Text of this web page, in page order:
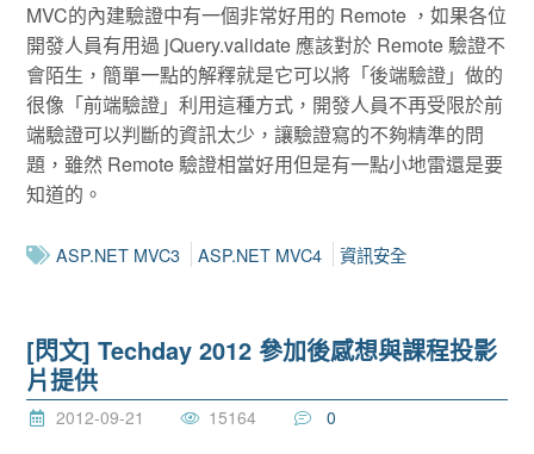
MVC的內建驗證中有一個非常好用的 Remote ，如果各位
開發人員有用過 jQuery.validate 應該對於 Remote 驗證不
會陌生，簡單一點的解釋就是它可以將「後端驗證」做的
很像「前端驗證」利用這種方式，開發人員不再受限於前
端驗證可以判斷的資訊太少，讓驗證寫的不夠精準的問
題，雖然 Remote 驗證相當好用但是有一點小地雷還是要
知道的。
ASP.NET MVC3 ASP.NET MVC4 資訊安全
[閃文] Techday 2012 參加後感想與課程投影
片提供
2012-09-21 15164 0